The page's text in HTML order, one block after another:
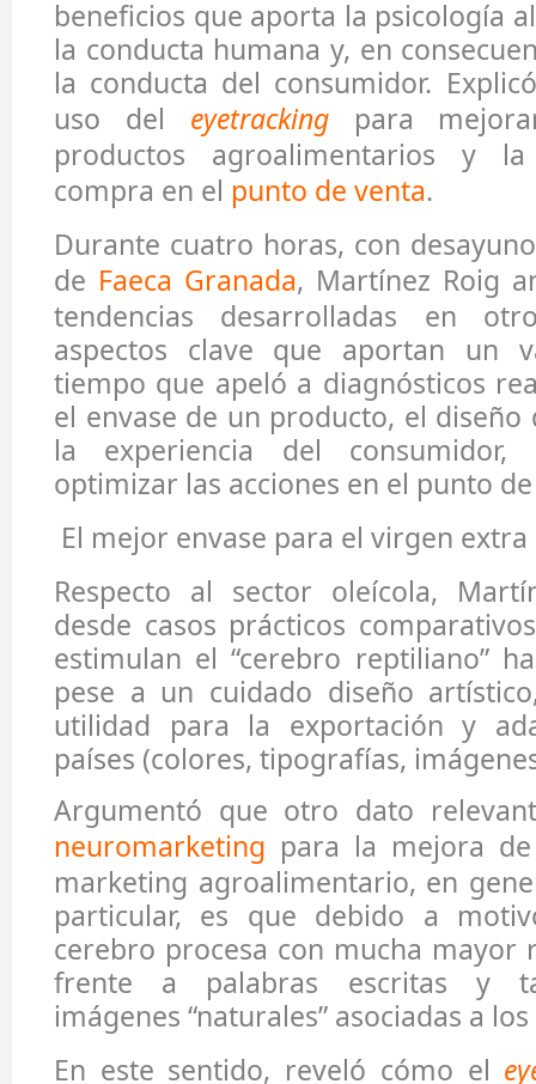
beneficios que aporta la psicología
la conducta humana y, en
la conducta del consumidor.
uso del eyetrackingpara
productos agroalimentarios y
compra en el punto de venta.
Durante cuatro horas, con
de Faeca Granada, Martínez Roig
tendencias desarrolladas en
aspectos clave que aportan un
tiempo que apeló a diagnósticos
el envase de un producto, el diseño
la experiencia del
optimizar las acciones en el punto
El mejor envase para el virgen extra
Respecto al sector oleícola,
desde casos prácticos
estimulan el “cerebro reptiliano”
pese a un cuidado diseño
utilidad para la exportación y
países (colores, tipografías,
Argumentó que otro dato
neuromarketing para la mejora
marketing agroalimentario, en
particular, es que debido a
cerebro procesa con mucha mayor
frente a palabras escritas y
imágenes “naturales” asociadas a
En este sentido, reveló cómo el